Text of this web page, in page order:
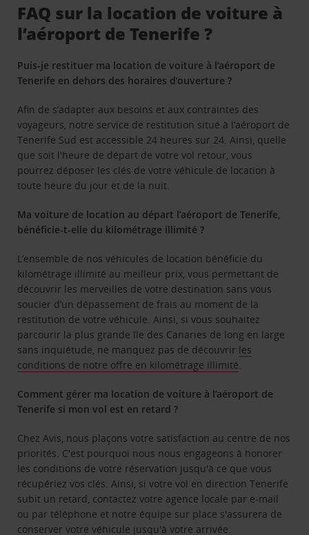
FAQ sur la location de voiture à
l’aéroport de Tenerife ?
Puis-je restituer ma location de voiture à l’aéroport de
Tenerife en dehors des horaires d’ouverture ?
Afin de s’adapter aux besoins et aux contraintes des
voyageurs, notre service de restitution situé à l’aéroport de
Tenerife Sud est accessible 24 heures sur 24. Ainsi, quelle
que soit l'heure de départ de votre vol retour, vous
pourrez déposer les clés de votre véhicule de location à
toute heure du jour et de la nuit.
Ma voiture de location au départ l’aéroport de Tenerife,
bénéficie-t-elle du kilométrage illimité ?
L’ensemble de nos véhicules de location bénéficie du
kilométrage illimité au meilleur prix, vous permettant de
découvrir les merveilles de votre destination sans vous
soucier d’un dépassement de frais au moment de la
restitution de votre véhicule. Ainsi, si vous souhaitez
parcourir la plus grande île des Canaries de long en large
sans inquiétude, ne manquez pas de découvrir les
conditions de notre offre en kilométrage illimité
Comment gérer ma location de voiture à l’aéroport de
Tenerife si mon vol est en retard ?
Chez Avis, nous plaçons votre satisfaction au centre de nos
priorités. C'est pourquoi nous nous engageons à honorer
les conditions de votre réservation jusqu'à ce que vous
récupériez vos clés. Ainsi, si votre vol en direction Tenerife
subit un retard, contactez votre agence locale par e-mail
ou par téléphone et notre équipe sur place s'assurera de
conserver votre véhicule jusqu'à votre arrivée.